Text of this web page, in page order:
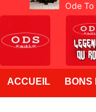
ACCUEIL BONS
Ode